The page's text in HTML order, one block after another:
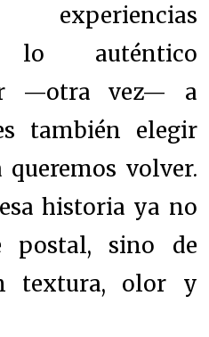
lo auténtico
—otra vez— a
también elegir
volver.
historia ya no
postal, sino de
textura, olor y